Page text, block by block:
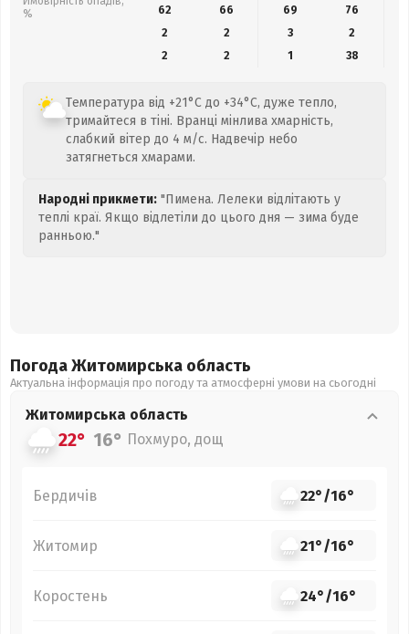
%
62
66 69 76
2
2 3
2
2
2 1 38
Температура від +21°C до +34°C, дуже тепло,
тримайтеся в тіні. Вранці мінлива хмарність,
слабкий вітер до 4 м/с. Надвечір небо
затягнеться хмарами.
Народні прикмети: "Пимена. Лелеки відлітають у
теплі краї. Якщо відлетіли до цього дня — зима буде
ранньою."
Погода Житомирська область
Актуальна інформація про погоду та атмосферні умови на сьогодні
Житомирська область
22° 16° Похмуро, дощ
Бердичів 22°/16°
Житомир 21°/16°
Коростень 24°/16°